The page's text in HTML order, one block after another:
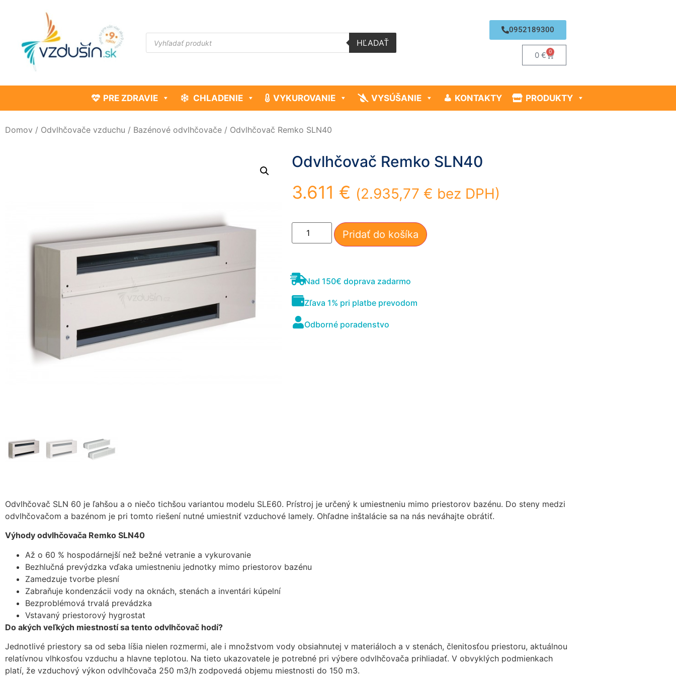
HĽADAŤ
0952189300
0€ 0
PRE ZDRAVIE CHLADENIE VYKUROVANIE VYSÚŠANIE KONTAKTY PRODUKTY
Domov / Odvlhčovače vzduchu / Bazénové odvlhčovače / Odvlhčovač Remko SLN40
Odvlhčovač Remko SLN40
3.611 € (2.935,77 € bez DPH)
Pridať do košíka
Nad 150€ doprava zadarmo
Zľava 1% pri platbe prevodom
Odborné poradenstvo
Odvlhčovač SLN 60 je ľahšou a o niečo tichšou variantou modelu SLE60. Prístroj je určený k umiestneniu mimo priestorov bazénu. Do steny medzi
odvlhčovačom a bazénom je pri tomto riešení nutné umiestniť vzduchové lamely. Ohľadne inštalácie sa na nás neváhajte obrátiť.
Výhody odvlhčovača Remko SLN40
Až o 60 % hospodárnejší než bežné vetranie a vykurovanie
Bezhlučná prevýdzka vďaka umiestneniu jednotky mimo priestorov bazénu
Zamedzuje tvorbe plesní
Zabraňuje kondenzácii vody na oknách, stenách a inventári kúpelní
Bezproblémová trvalá prevádzka
Vstavaný priestorový hygrostat
Do akých veľkých miestností sa tento odvlhčovač hodí?
Jednotlivé priestory sa od seba líšia nielen rozmermi, ale i množstvom vody obsiahnutej v materiáloch a v stenách, členitosťou priestoru, aktuálnou
relatívnou vlhkosťou vzduchu a hlavne teplotou. Na tieto ukazovatele je potrebné pri výbere odvlhčovača prihliadať. V obvyklých podmienkach
platí, že vzduchový výkon odvlhčovača 250 m3/h zodpovedá objemu miestnosti do 150 m3.
webovej
stránky na
základe
as possible
during your
visit. If you